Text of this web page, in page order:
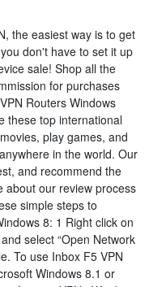
the easiest way is to get
don't have to set it up
sale! Shop all the
for purchases
Routers Windows
these top international
play games, and
in the world. Our
and recommend the
about our review process
simple steps to
8: 1 Right click on
select “Open Network
To use Inbox F5 VPN
Windows 8.1 or